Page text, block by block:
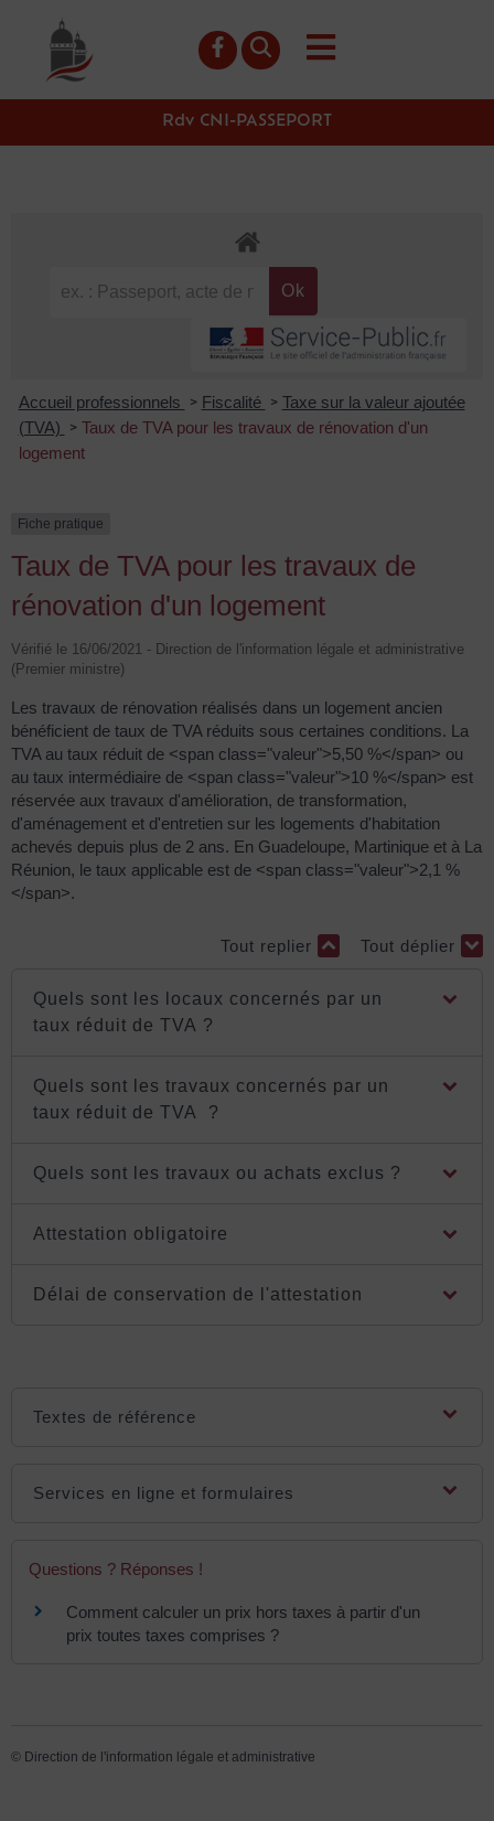
principal
Rdv CNI-PASSEPORT
Accueil professionnels > Fiscalité > Taxe sur la valeur ajoutée
(TVA)
> Taux de TVA pour les travaux de rénovation d'un
logement
Fiche pratique
Taux de TVA pour les travaux de
rénovation d'un logement
Vérifié le 16/06/2021 - Direction de l'information légale et administrative
(Premier ministre)
Les travaux de rénovation réalisés dans un logement ancien
bénéficient de taux de TVA réduits sous certaines conditions. La
TVA au taux réduit de <span class="valeur">5,50 %</span> ou
au taux intermédiaire de <span class="valeur">10 %</span> est
réservée aux travaux d'amélioration, de transformation,
d'aménagement et d'entretien sur les logements d'habitation
achevés depuis plus de 2 ans. En Guadeloupe, Martinique et à La
Réunion, le taux applicable est de <span class="valeur">2,1 %
</span>.
Tout replier Tout déplier
Quels sont les locaux concernés par un
taux réduit de TVA ?
Quels sont les travaux concernés par un
taux réduit de TVA ?
Quels sont les travaux ou achats exclus ?
Attestation obligatoire
Délai de conservation de l'attestation
Textes de référence
Services en ligne et formulaires
Questions ? Réponses !
Comment calculer un prix hors taxes à partir d'un
prix toutes taxes comprises ?
© Direction de l'information légale et administrative